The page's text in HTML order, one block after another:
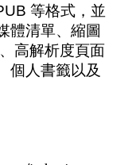
等格式，並
體清單、縮圖
高解析度頁面
個人書籤以及